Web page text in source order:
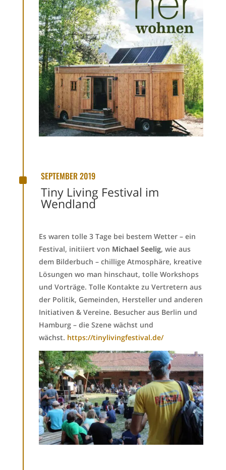
^ SEPTEMBER 2019
Tiny Living Festival im
Wendland
Es waren tolle 3 Tage bei bestem Wetter – ein
Festival, initiiert von Michael Seelig, wie aus
dem Bilderbuch – chillige Atmosphäre, kreative
Lösungen wo man hinschaut, tolle Workshops
und Vorträge. Tolle Kontakte zu Vertretern aus
der Politik, Gemeinden, Hersteller und anderen
Initiativen & Vereine. Besucher aus Berlin und
Hamburg – die Szene wächst und
wächst. https://tinylivingfestival.de/